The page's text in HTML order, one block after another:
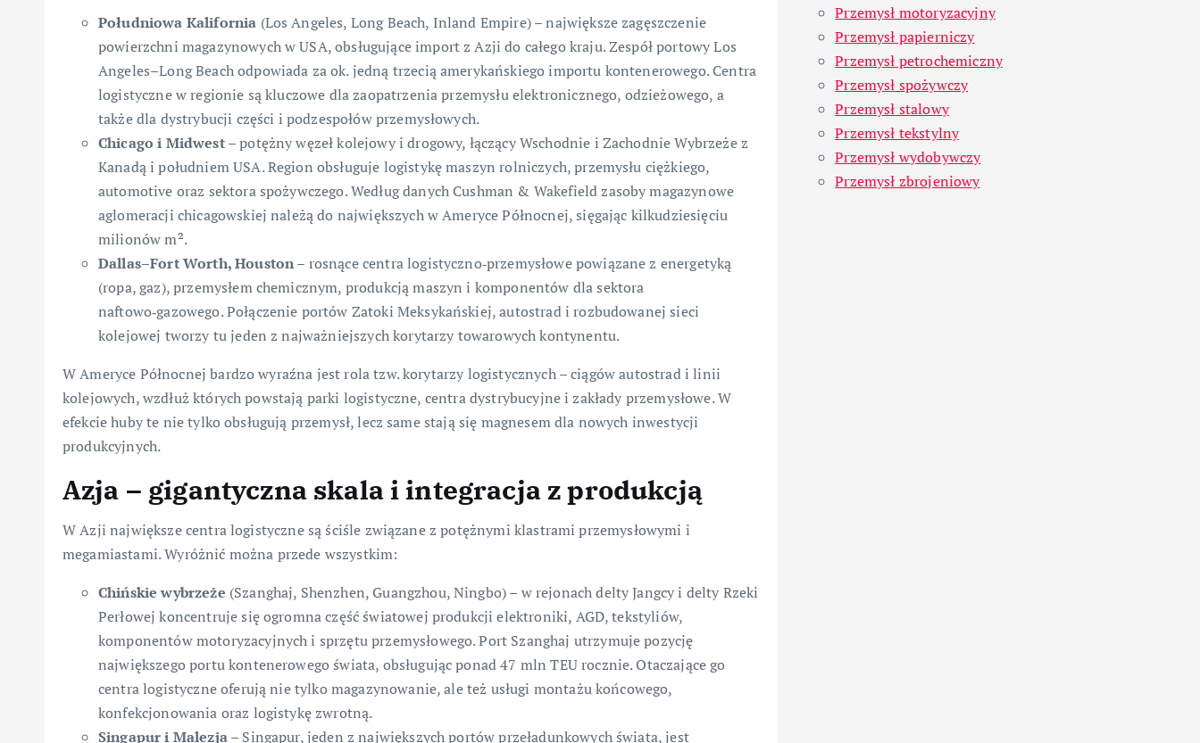
Południowa Kalifornia (Los Angeles, Long Beach, Inland Empire) – największe zagęszczenie
powierzchni magazynowych w USA, obsługujące import z Azji do całego kraju. Zespół portowy Los
Angeles–Long Beach odpowiada za ok. jedną trzecią amerykańskiego importu kontenerowego. Centra
logistyczne w regionie są kluczowe dla zaopatrzenia przemysłu elektronicznego, odzieżowego, a
także dla dystrybucji części i podzespołów przemysłowych.
Chicago i Midwest– potężny węzeł kolejowy i drogowy, łączący Wschodnie i Zachodnie Wybrzeże z
Kanadą i południem USA. Region obsługuje logistykę maszyn rolniczych, przemysłu ciężkiego,
automotive oraz sektora spożywczego. Według danych Cushman & Wakefield zasoby magazynowe
aglomeracji chicagowskiej należą do największych w Ameryce Północnej, sięgając kilkudziesięciu
milionów m².
Dallas–Fort Worth, Houston– rosnące centra logistyczno‑przemysłowe powiązane z energetyką
(ropa, gaz), przemysłem chemicznym, produkcją maszyn i komponentów dla sektora
naftowo‑gazowego. Połączenie portów Zatoki Meksykańskiej, autostrad i rozbudowanej sieci
kolejowej tworzy tu jeden z najważniejszych korytarzy towarowych kontynentu.
W Ameryce Północnej bardzo wyraźna jest rola tzw. korytarzy logistycznych – ciągów autostrad i linii
kolejowych, wzdłuż których powstają parki logistyczne, centra dystrybucyjne i zakłady przemysłowe. W
efekcie huby te nie tylko obsługują przemysł, lecz same stają się magnesem dla nowych inwestycji
produkcyjnych.
Azja – gigantyczna skala i integracja z produkcją
W Azji największe centra logistyczne są ściśle związane z potężnymi klastrami przemysłowymi i
megamiastami. Wyróżnić można przede wszystkim:
Chińskie wybrzeże (Szanghaj, Shenzhen, Guangzhou, Ningbo) – w rejonach delty Jangcy i delty Rzeki
Perłowej koncentruje się ogromna część światowej produkcji elektroniki, AGD, tekstyliów,
komponentów motoryzacyjnych i sprzętu przemysłowego. Port Szanghaj utrzymuje pozycję
największego portu kontenerowego świata, obsługując ponad 47 mln TEU rocznie. Otaczające go
centra logistyczne oferują nie tylko magazynowanie, ale też usługi montażu końcowego,
konfekcjonowania oraz logistykę zwrotną.
Singapur i Malezja– Singapur, jeden z największych portów przeładunkowych świata, jest
Przemysł motoryzacyjny
Przemysł papierniczy
Przemysł petrochemiczny
Przemysł spożywczy
Przemysł stalowy
Przemysł tekstylny
Przemysł wydobywczy
Przemysł zbrojeniowy